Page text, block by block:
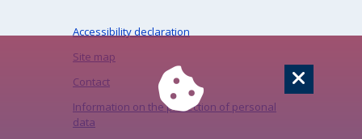
Accessibility declaration
Site map
Contact
Information on the protection of personal
data